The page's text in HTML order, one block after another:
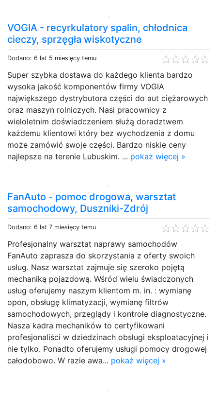
VOGIA - recyrkulatory spalin, chłodnica
cieczy, sprzęgła wiskotyczne
Dodano: 6 lat 5 miesięcy temu
Super szybka dostawa do każdego klienta bardzo
wysoka jakość komponentów firmy VOGIA
największego dystrybutora części do aut ciężarowych
oraz maszyn rolniczych. Nasi pracownicy z
wieloletnim doświadczeniem służą doradztwem
każdemu klientowi który bez wychodzenia z domu
może zamówić swoje części. Bardzo niskie ceny
najlepsze na terenie Lubuskim. ... pokaż więcej »
FanAuto - pomoc drogowa, warsztat
samochodowy, Duszniki-Zdrój
Dodano: 6 lat 7 miesięcy temu
Profesjonalny warsztat naprawy samochodów
FanAuto zaprasza do skorzystania z oferty swoich
usług. Nasz warsztat zajmuje się szeroko pojętą
mechaniką pojazdową. Wśród wielu świadczonych
usług oferujemy naszym klientom m. in. : wymianę
opon, obsługę klimatyzacji, wymianę filtrów
samochodowych, przeglądy i kontrole diagnostyczne.
Nasza kadra mechaników to certyfikowani
profesjonaliści w dziedzinach obsługi eksploatacyjnej i
nie tylko. Ponadto oferujemy usługi pomocy drogowej
całodobowo. W razie awa... pokaż więcej »